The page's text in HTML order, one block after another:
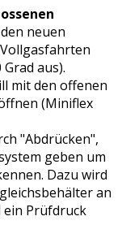
neuen
aus).
mit den offenen
(Miniflex
"Abdrücken",
geben um
Dazu wird
an
ein Prüfdruck